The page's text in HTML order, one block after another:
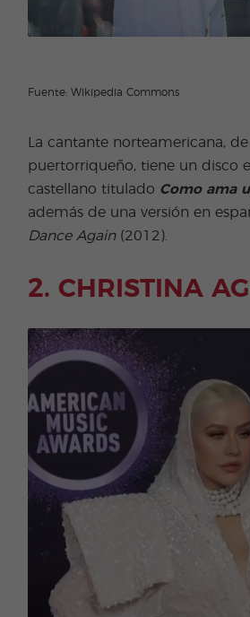
Fuente: Wikipedia Commons
La cantante norteamericana,
puertorriqueño, tiene un disco
castellano titulado Como ama
además de una versión en
Dance Again(2012).
2. CHRISTINA